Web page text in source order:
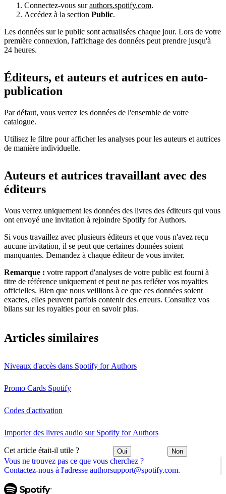
Vous ne trouvez pas ce que vous cherchez ?
Contactez-nous à l'adresse authorsupport@spotify.com.
Connectez-vous surauthors.spotify.com.
Accédez à la section Public.
Les données sur le public sont actualisées chaque jour. Lors de votre
première connexion, l'affichage des données peut prendre jusqu'à
24 heures.
Éditeurs, et auteurs et autrices en auto-
publication
Par défaut, vous verrez les données de l'ensemble de votre
catalogue.
Utilisez le filtre pour afficher les analyses pour les auteurs et autrices
de manière individuelle.
Auteurs et autrices travaillant avec des
éditeurs
Vous verrez uniquement les données des livres des éditeurs qui vous
ont envoyé une invitation à rejoindre Spotify for Authors.
Si vous travaillez avec plusieurs éditeurs et que vous n'avez reçu
aucune invitation, il se peut que certaines données soient
manquantes. Demandez à chaque éditeur de vous inviter.
Remarque : votre rapport d'analyses de votre public est fourni à
titre de référence uniquement et peut ne pas refléter vos royalties
officielles. Bien que nous veillions à ce que ces données soient
exactes, elles peuvent parfois contenir des erreurs. Consultez vos
bilans sur les royalties pour en savoir plus.
Articles similaires
Niveaux d'accès dans Spotify for Authors
Promo Cards Spotify
Codes d'activation
Importer des livres audio sur Spotify for Authors
Cet article était-il utile ? Oui Non